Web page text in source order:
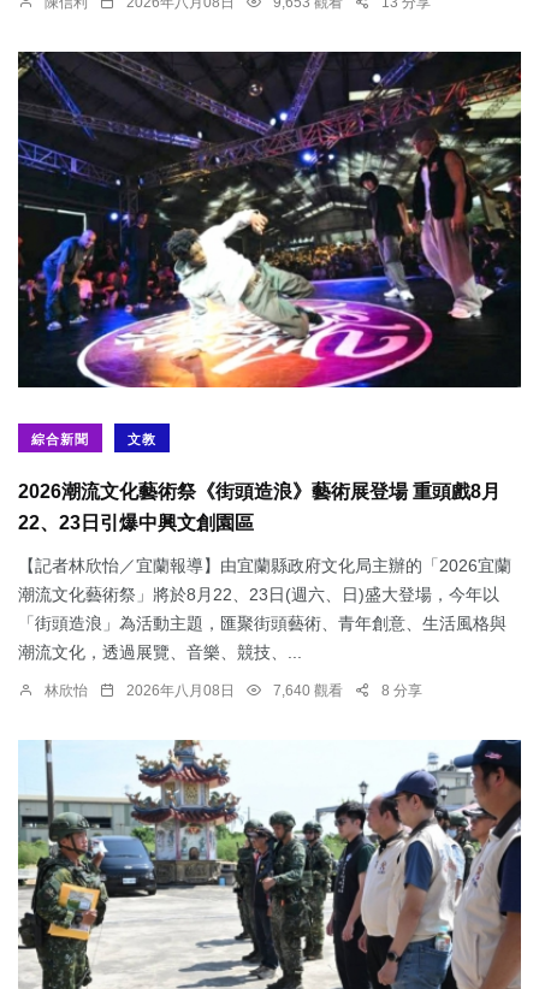
綜合新聞 文教
2026潮流文化藝術祭《街頭造浪》藝術展登場 重頭戲8月
22、23日引爆中興文創園區
【記者林欣怡／宜蘭報導】由宜蘭縣政府文化局主辦的「2026宜蘭
潮流文化藝術祭」將於8月22、23日(週六、日)盛大登場，今年以
「街頭造浪」為活動主題，匯聚街頭藝術、青年創意、生活風格與
潮流文化，透過展覽、音樂、競技、...
林欣怡 2026年八月08日 7,640 觀看 8 分享